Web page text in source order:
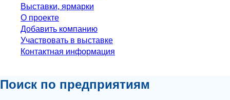
Выставки, ярмарки
О проекте
Добавить компанию
Участвовать в выставке
Контактная информация
Поиск по предприятиям